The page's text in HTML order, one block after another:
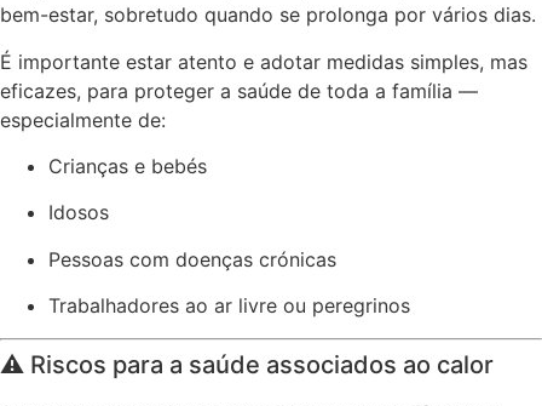
bem-estar, sobretudo quando se prolonga por vários dias.
É importante estar atento e adotar medidas simples, mas
eficazes, para proteger a saúde de toda a família —
especialmente de:
Crianças e bebés
Idosos
Pessoas com doenças crónicas
Trabalhadores ao ar livre ou peregrinos
⚠️ Riscos para a saúde associados ao calor